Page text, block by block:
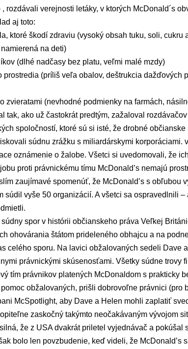
rozdávali verejnosti letáky, v ktorých McDonald´s
aj toto:
ktoré škodí zdraviu (vysoký obsah tuku, soli, cukru
na deti)
(dlhé nadčasy bez platu, veľmi malé mzdy)
prostredia (príliš veľa obalov, deštrukcia dažďových
zvieratami (nevhodné podmienky na farmách,
tak, ako už častokrát predtým, zažaloval
spoločností, ktoré sú si isté, že drobné
súdnu zrážku s miliardárskymi korporáciami.
oznámenie o žalobe. Všetci si uvedomovali, že
proti právnickému tímu McDonald’s nemajú
zaujímavé spomenúť, že McDonald’s s obľubou
súdil vyše 50 organizácií. A všetci sa ospravedlnili
spor v histórii občianskeho práva Veľkej
ohovárania štátom prideleného obhajcu a na
celého sporu. Na lavici obžalovaných sedeli Dave
právnickými skúsenosťami. Všetky súdne trovy
tím právnikov platených McDonaldom s prakticky
obžalovaných, prišli dobrovoľne právnici (pro
McSpotlight, aby Dave a Helen mohli zaplatiť
zaskočný takýmto neočakávaným vývojom
že z USA dvakrát priletel vyjednávač a pokúšal
bolo len povzbudenie, keď videli, že McDonald’s